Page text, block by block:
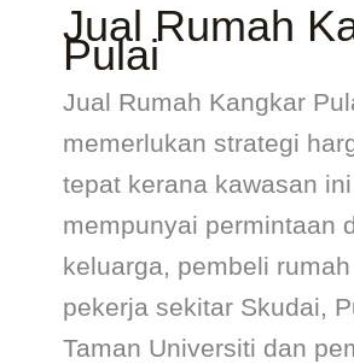
Jual Rumah
Pulai
Jual Rumah Kangkar
memerlukan strategi
tepat kerana kawasan ini
mempunyai permintaan
keluarga, pembeli
pekerja sekitar Skudai,
Taman Universiti dan